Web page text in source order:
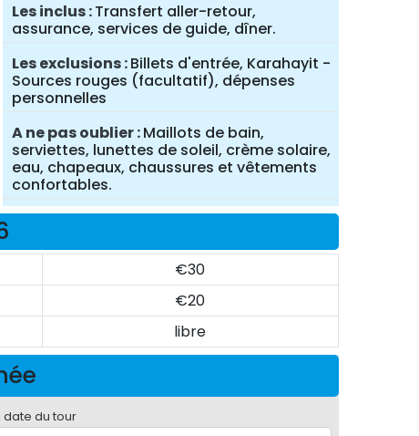
Les inclus Transfert aller-retour,
assurance, services de guide, dîner.
Les exclusions Billets d'entrée, Karahayit -
Sources rouges (facultatif), dépenses
personnelles
A ne pas oublier Maillots de bain,
serviettes, lunettes de soleil, crème solaire,
eau, chapeaux, chaussures et vêtements
confortables.
€30
€20
libre
date du tour